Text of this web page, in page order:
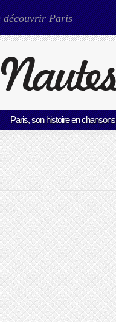
découvrir Paris
Paris, son histoire en chansons